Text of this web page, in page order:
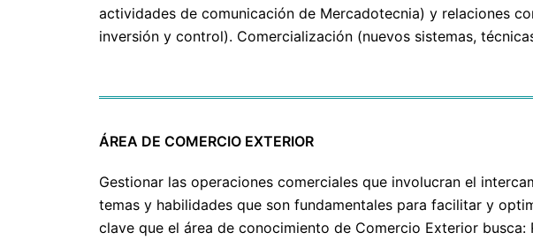
actividades de comunicación de Mercadotecnia) y relaciones
inversión y control). Comercialización (nuevos sistemas,
ÁREA DE COMERCIO EXTERIOR
Gestionar las operaciones comerciales que involucran el
temas y habilidades que son fundamentales para facilitar y
clave que el área de conocimiento de Comercio Exterior